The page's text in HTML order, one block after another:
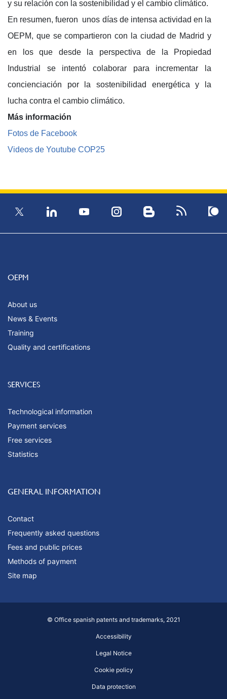
y su relación con la sostenibilidad y el cambio climático.
En resumen, fueron unos días de intensa actividad en la
OEPM, que se compartieron con la ciudad de Madrid y
en los que desde la perspectiva de la Propiedad
Industrial se intentó colaborar para incrementar la
concienciación por la sostenibilidad energética y la
lucha contra el cambio climático.
Más información
Fotos de Facebook
Videos de Youtube COP25
OEPM
About us
News & Events
Training
Quality and certifications
SERVICES
Technological information
Payment services
Free services
Statistics
GENERAL INFORMATION
Contact
Frequently asked questions
Fees and public prices
Methods of payment
Site map
© Office spanish patents and trademarks, 2021
Accessibility
Legal Notice
Cookie policy
Data protection